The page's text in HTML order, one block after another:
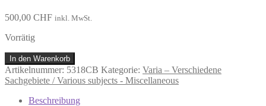
500,00 CHF inkl. MwSt.
Vorrätig
Haas,
Salomon:
Leicht-
deutlicher
In den Warenkorb
Artikelnummer: 5318CB Kategorie: Varia – Verschiedene
Sachgebiete / Various subjects - Miscellaneous
Beschreibung